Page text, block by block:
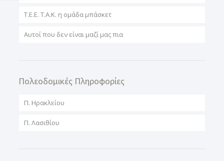
T.E.E. T.A.K. η ομάδα μπάσκετ
Αυτοί που δεν είναι μαζί μας πια
Πολεοδομικές Πληροφορίες
Π. Ηρακλείου
Π. Λασιθίου